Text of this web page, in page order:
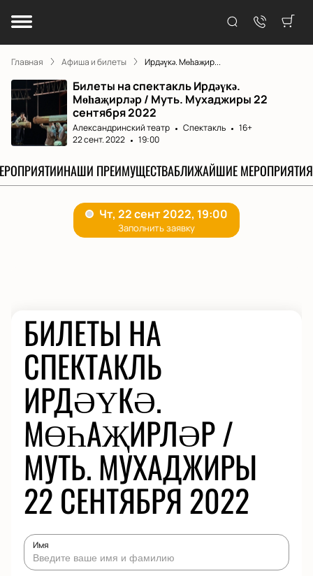
Главная Афиша и билеты Ирдәүкә. Мөһаҗир...
Билеты на спектакль Ирдәүкә.
Мөһаҗирләр / Муть. Мухаджиры 22
сентября 2022
Александринский театр Спектакль
16+
22 сент. 2022
19:00
НАШИ ПРЕИМУЩЕСТВАБЛИЖАЙШИЕ МЕРОПРИЯТИЯ
БИЛЕТЫ НА
СПЕКТАКЛЬ
ИРДӘҮКӘ.
МӨҺАҖИРЛӘР /
МУТЬ. МУХАДЖИРЫ
22 СЕНТЯБРЯ 2022
Имя